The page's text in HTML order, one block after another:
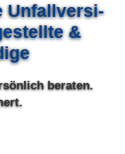
Unfall­ver­si­
&
beraten.